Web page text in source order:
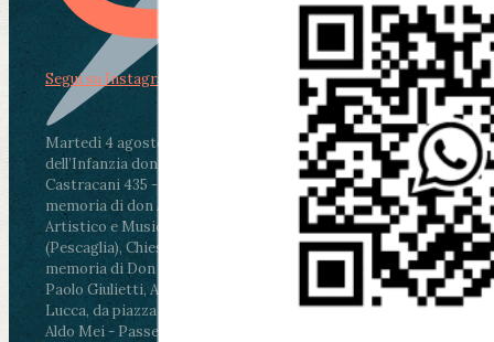
Martedì 4 agosto2026
ore 11:30 - Lucca, Scuola
dell’Infanzia don Aldo Mei - Viale Castruccio
Castracani 435 - Inaugurazione murales in
memoria di don Aldo Mei curato dal Liceo
Artistico e Musicale “Passaglia”
ore 18 - Fiano
(Pescaglia), Chiesa parrocchiale - Messa in
memoria di Don Aldo Mei celebrata da mons.
Paolo Giulietti, Arcivescovo di Lucca
ore 20.30 -
Lucca, da piazza San Michele al Cippo di don
Aldo Mei - Passeggiata della Memoria in alcuni
Segui su Instagram